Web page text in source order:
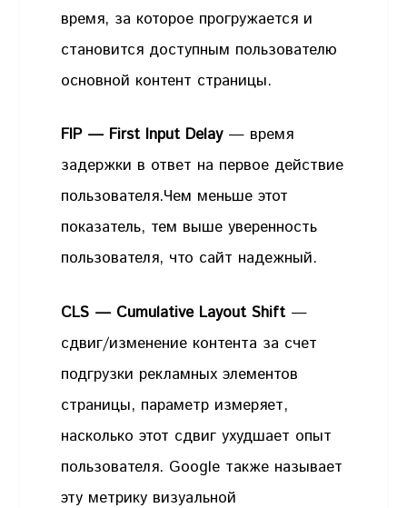
время, за которое прогружается и
становится доступным пользователю
основной контент страницы.
FIP — First Input Delay — время
задержки в ответ на первое действие
пользователя.Чем меньше этот
показатель, тем выше уверенность
пользователя, что сайт надежный.
CLS — Cumulative Layout Shift—
сдвиг/изменение контента за счет
подгрузки рекламных элементов
страницы, параметр измеряет,
насколько этот сдвиг ухудшает опыт
пользователя. Google также называет
эту метрику визуальной